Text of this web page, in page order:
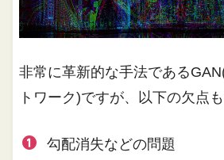
非常に革新的な手法である
トワーク)ですが、以下の欠点も
勾配消失などの問題